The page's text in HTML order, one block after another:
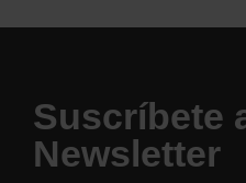
Suscríbete
Newsletter